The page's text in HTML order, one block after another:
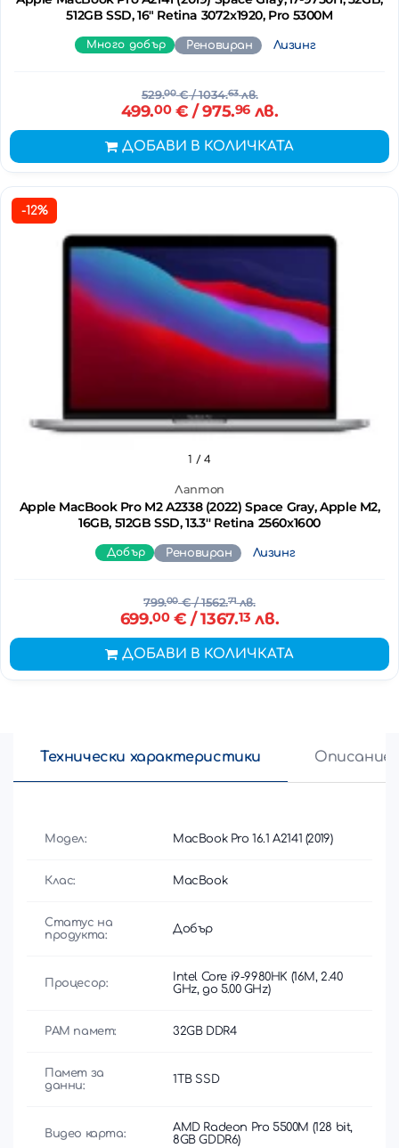
512GB SSD, 16" Retina 3072x1920, Pro 5300M
Много добър Реновиран Лизинг
529.00€/ 1034.63лв.
499.00€ / 975.96лв.
ДОБАВИ В КОЛИЧКАТА
-12%
Лаптоп
Apple MacBook Pro M2 A2338 (2022) Space Gray, Apple M2,
16GB, 512GB SSD, 13.3'' Retina 2560x1600
1 / 4
Добър Реновиран Лизинг
799.00€/ 1562.71лв.
699.00€ / 1367.13 лв.
ДОБАВИ В КОЛИЧКАТА
Технически характеристики Описание
Модел: MacBook Pro 16.1 A2141 (2019)
Клас: MacBook
Статус на
продукта:
Добър
Процесор:
Intel Core i9-9980HK (16M, 2.40
GHz, до 5.00 GHz)
РАМ памет: 32GB DDR4
Памет за
данни:
1TB SSD
Видео карта:
AMD Radeon Pro 5500M (128 bit,
8GB GDDR6)